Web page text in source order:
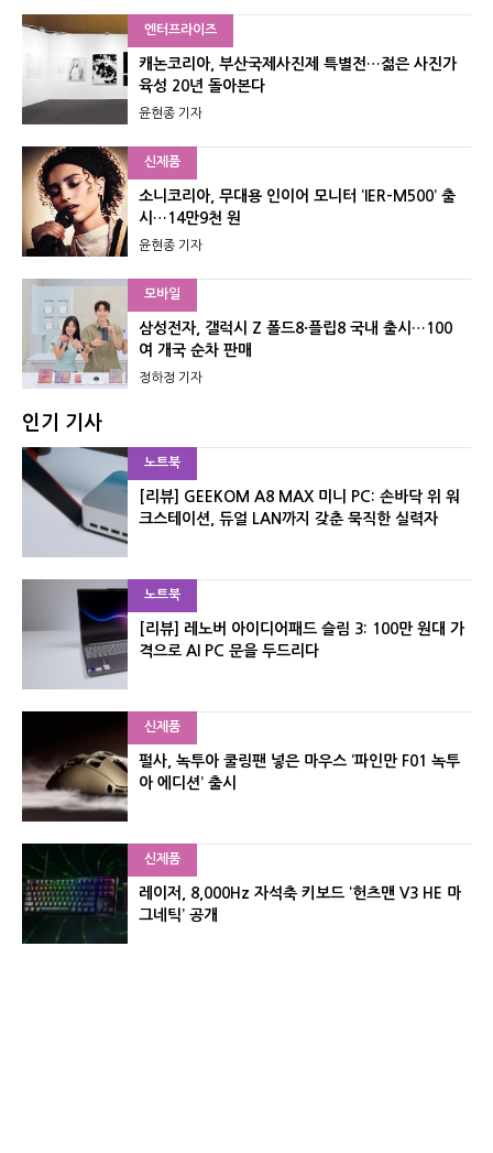
엔터프라이즈
캐논코리아, 부산국제사진제 특별전…젊은 사진가
육성 20년 돌아본다
윤현종 기자
신제품
소니코리아, 무대용 인이어 모니터 ‘IER-M500’ 출
시…14만9천 원
윤현종 기자
모바일
삼성전자, 갤럭시 Z 폴드8·플립8 국내 출시…100
여 개국 순차 판매
정하정 기자
인기 기사
노트북
[리뷰] GEEKOM A8 MAX 미니 PC: 손바닥 위 워
크스테이션, 듀얼 LAN까지 갖춘 묵직한 실력자
노트북
[리뷰] 레노버 아이디어패드 슬림 3: 100만 원대 가
격으로 AI PC 문을 두드리다
신제품
펄사, 녹투아 쿨링팬 넣은 마우스 ‘파인만 F01 녹투
아 에디션’ 출시
신제품
레이저, 8,000Hz 자석축 키보드 ‘헌츠맨 V3 HE 마
그네틱’ 공개